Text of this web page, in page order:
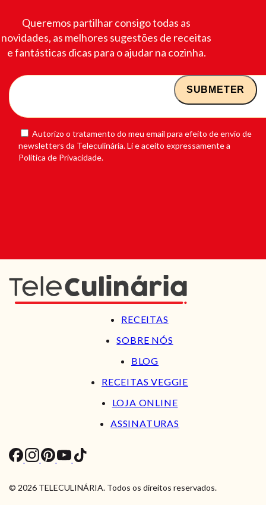
Queremos partilhar consigo todas as
novidades, as melhores sugestões de receitas
e fantásticas dicas para o ajudar na cozinha.
Autorizo o tratamento do meu email para efeito de envio de
newsletters da Teleculinária. Li e aceito expressamente a
Política de Privacidade.
RECEITAS
SOBRE NÓS
BLOG
RECEITAS VEGGIE
LOJA ONLINE
ASSINATURAS
© 2026 TELECULINÁRIA. Todos os direitos reservados.